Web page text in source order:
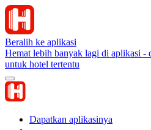
Beralih ke aplikasi
Hemat lebih banyak lagi di aplikasi -
untuk hotel tertentu
Dapatkan aplikasinya